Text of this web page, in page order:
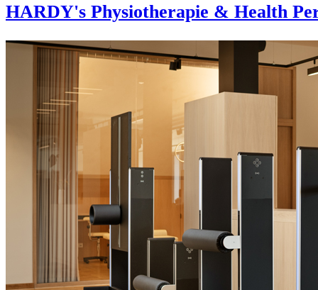
HARDY's Physiotherapie & Health